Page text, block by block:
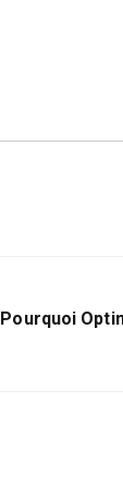
Suivant:
Pourquoi